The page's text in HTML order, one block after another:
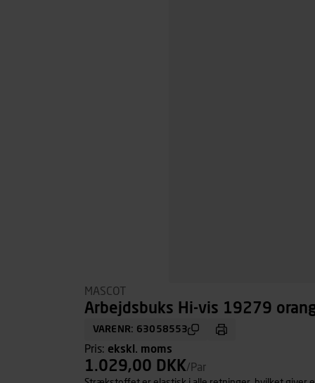
MASCOT
Arbejdsbuks Hi-vis 19279
VARENR: 63058553
Pris: ekskl. moms
1.029,00 DKK/Par